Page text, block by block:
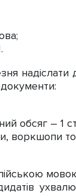
обсяг – 1
воркшопи